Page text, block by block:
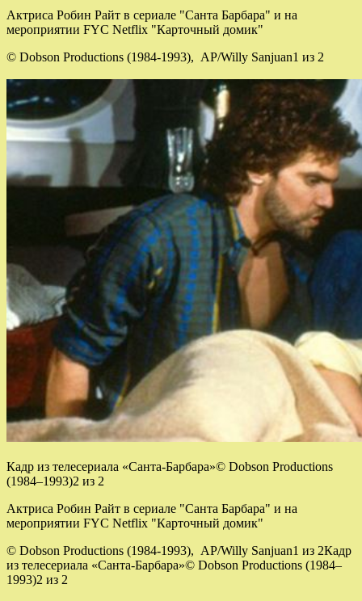
Актриса Робин Райт в сериале "Санта Барбара" и на
мероприятии FYC Netflix "Карточный домик"
© Dobson Productions (1984-1993), AP/Willy Sanjuan1 из 2
Кадр из телесериала «Санта-Барбара»© Dobson Productions
(1984–1993)2 из 2
Актриса Робин Райт в сериале "Санта Барбара" и на
мероприятии FYC Netflix "Карточный домик"
© Dobson Productions (1984-1993), AP/Willy Sanjuan1 из 2Кадр
из телесериала «Санта-Барбара»© Dobson Productions (1984–
1993)2 из 2